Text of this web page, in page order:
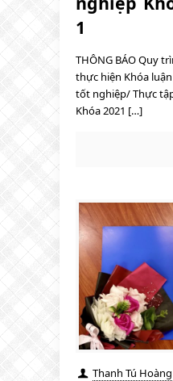
1
THÔNG BÁO Quy
thực hiện Khóa
tốt nghiệp/ Thực
Khóa 2021 […]
Thanh Tú Hoàng